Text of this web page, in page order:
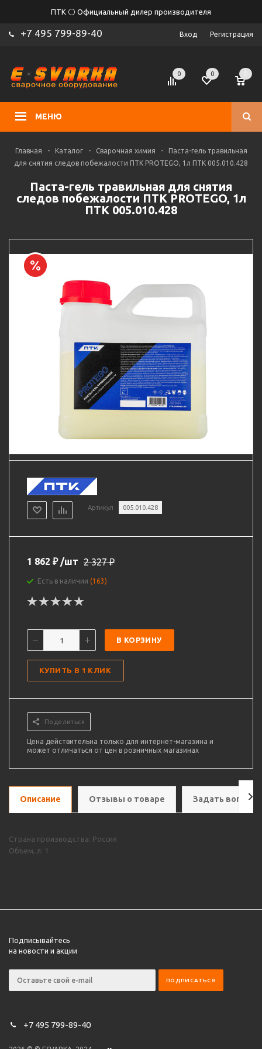
ПТК ⚪ Официальный дилер производителя
+7 495 799-89-40 Вход Регистрация
МЕНЮ
0 0
Главная - Каталог - Сварочная химия -
Паста-гель травильная
для снятия следов побежалости ПТК PROTEGO, 1л ПТК 005.010.428
Паста-гель травильная для снятия
следов побежалости ПТК PROTEGO, 1л
ПТК 005.010.428
Артикул 005.010.428
1 862 ₽ /шт 2 327₽
Есть в наличии (163)
В КОРЗИНУ
КУПИТЬ В 1 КЛИК
Поделиться
Цена действительна только для интернет-магазина и
может отличаться от цен в розничных магазинах
Описание Отзывы о товаре Задать вопрос
Страна производства: Россия
Объем, л: 1
Подписывайтесь
на новости и акции
+7 495 799-89-40